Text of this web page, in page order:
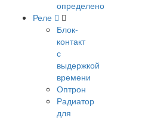
определено
Реле
Блок-
контакт
с
выдержкой
времени
Оптрон
Радиатор
для